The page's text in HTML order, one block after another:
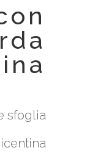
sfoglia